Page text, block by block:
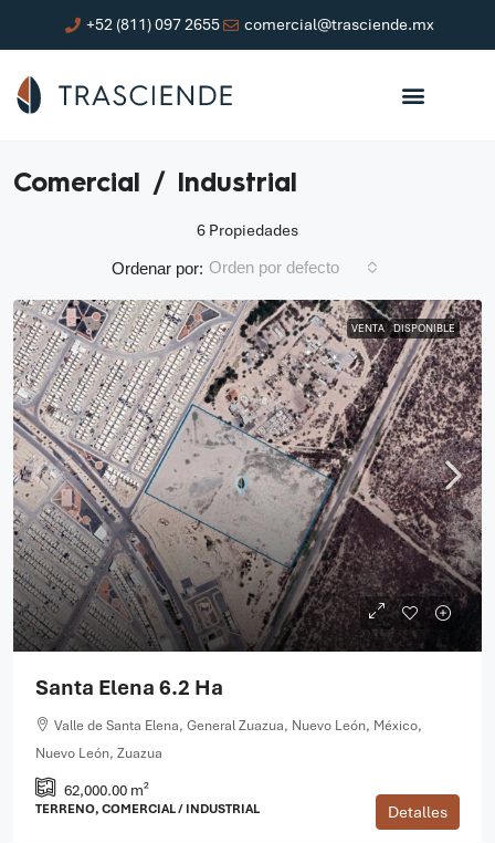
+52 (811) 097 2655 comercial@trasciende.mx
Comercial / Industrial
6 Propiedades
Ordenar por: Orden por defecto
VENTA DISPONIBLE
Santa Elena 6.2 Ha
Valle de Santa Elena, General Zuazua, Nuevo León, México,
Nuevo León, Zuazua
62,000.00 m²
TERRENO, COMERCIAL / INDUSTRIAL Detalles